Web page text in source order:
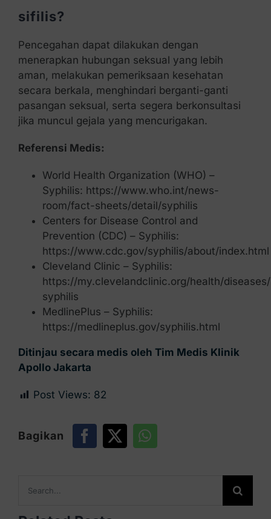
sifilis?
Pencegahan dapat dilakukan dengan
menerapkan hubungan seksual yang lebih
aman, melakukan pemeriksaan kesehatan
secara berkala, menghindari berganti-ganti
pasangan seksual, serta segera berkonsultasi
jika muncul gejala yang mencurigakan.
Referensi Medis:
World Health Organization (WHO) –
Syphilis: https://www.who.int/news-
room/fact-sheets/detail/syphilis
Centers for Disease Control and
Prevention (CDC) – Syphilis:
https://www.cdc.gov/syphilis/about/index.html
Cleveland Clinic – Syphilis:
https://my.clevelandclinic.org/health/
syphilis
MedlinePlus – Syphilis:
https://medlineplus.gov/syphilis.html
Ditinjau secara medis oleh Tim Medis Klinik
Apollo Jakarta
Post Views: 82
Bagikan
for: